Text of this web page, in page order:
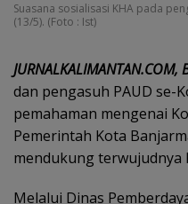
Suasana sosialisasi KHA pada
(13/5). (Foto : Ist)
JURNALKALIMANTAN.COM,
dan pengasuh PAUD se-
pemahaman mengenai
Pemerintah Kota
mendukung terwujudnya
Melalui Dinas